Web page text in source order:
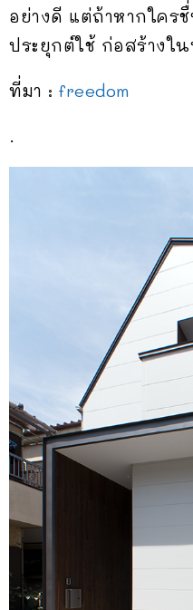
อย่างดี แต่ถ้าหากใคร
ประยุกต์ใช้ ก่อสร้างใ
ที่มา : freedom
.